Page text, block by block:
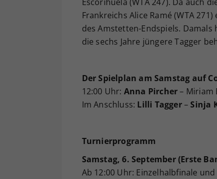
Frankreichs Alice Ramé (WTA
des Amstetten-Endspiels.
die sechs Jahre jüngere Tagger
Der Spielplan am Samstag auf
12:00 Uhr: Anna Pircher– Miriam
Im Anschluss: Lilli Tagger–Sinja
Turnierprogramm
Samstag, 6. September (Erste
Ab 12:00 Uhr: Einzelhalbfinale